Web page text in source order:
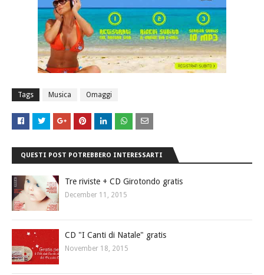
Tags Musica Omaggi
QUESTI POST POTREBBERO INTERESSARTI
Tre riviste + CD Girotondo gratis
December 11, 2015
CD "I Canti di Natale" gratis
November 18, 2015